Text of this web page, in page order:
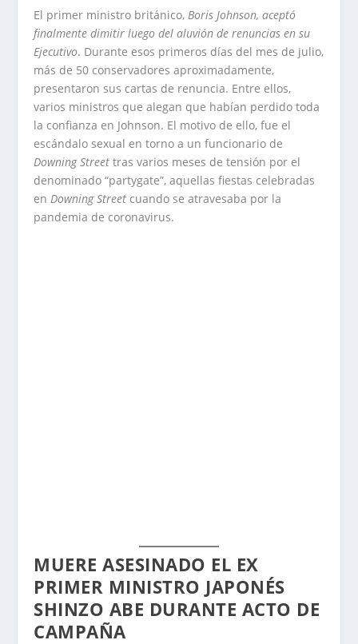
El primer ministro británico,Boris Johnson, aceptó
finalmente dimitir luego del aluvión de renuncias en su
Ejecutivo. Durante esos primeros días del mes de julio,
más de 50 conservadores aproximadamente,
presentaron sus cartas de renuncia. Entre ellos,
varios ministros que alegan que habían perdido toda
la confianza en Johnson. El motivo de ello, fue el
escándalo sexual en torno a un funcionario de
Downing Street tras varios meses de tensión por el
denominado “partygate”, aquellas fiestas celebradas
enDowning Street cuando se atravesaba por la
pandemia de coronavirus.
MUERE ASESINADO EL EX
PRIMER MINISTRO JAPONÉS
SHINZO ABE DURANTE ACTO DE
CAMPAÑA